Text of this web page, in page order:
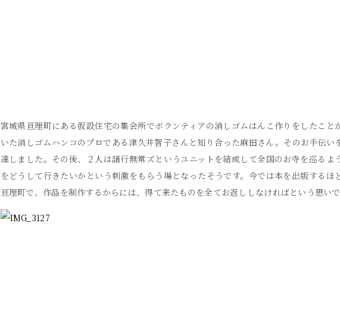
宮城県亘理町にある仮設住宅の集会所でボランティアの消しゴムはんこ作りをしたこと
いた消しゴムハンコのプロである津久井智子さんと知り合った麻田さん。そのお手伝
達しました。その後、２人は諸行無常ズというユニットを結成して全国のお寺を巡るよ
をどうして行きたいかという刺激をもらう場となったそうです。今では本を出版するほ
亘理町で、作品を制作するからには、得て来たものを全てお返ししなければという思い